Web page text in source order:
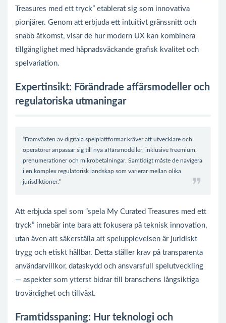
Treasures med ett tryck” etablerat sig som innovativa
pionjärer. Genom att erbjuda ett intuitivt gränssnitt och
snabb åtkomst, visar de hur modern UX kan kombinera
tillgänglighet med häpnadsväckande grafisk kvalitet och
spelvariation.
Expertinsikt: Förändrade affärsmodeller och
regulatoriska utmaningar
“Framväxten av digitala spelplattformar kräver att utvecklare och
operatörer anpassar sig till nya affärsmodeller, inklusive freemium,
prenumerationer och mikrobetalningar. Samtidigt måste de navigera
i en komplex regulatorisk landskap som varierar mellan olika
jurisdiktioner.”
Att erbjuda spel som “spela My Curated Treasures med ett
tryck” innebär inte bara att fokusera på teknisk innovation,
utan även att säkerställa att spelupplevelsen är juridiskt
trygg och etiskt hållbar. Detta ställer krav på transparenta
användarvillkor, dataskydd och ansvarsfull spelutveckling
— aspekter som ytterst bidrar till branschens långsiktiga
trovärdighet och tillväxt.
Framtidsspaning: Hur teknologi och